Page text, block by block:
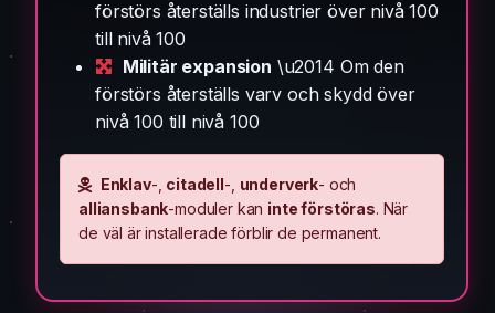
förstörs återställs industrier över nivå 100
till nivå 100
Militär expansion \u2014 Om den
förstörs återställs varv och skydd över
nivå 100 till nivå 100
Enklav-, citadell-, underverk- och
alliansbank-moduler kan inte förstöras. När
de väl är installerade förblir de permanent.